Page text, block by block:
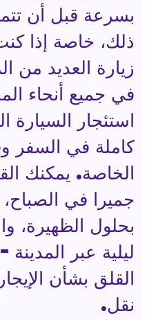
بسرعة قبل أن
ذلك، خاصة إذا
زيارة العديد من
في جميع أنحاء
استئجار السيارة
كاملة في السفر
الخاصة. يمكنك
جميرا في
بحلول الظهيرة،
ليلية عبر
القلق بشأن
نقل.